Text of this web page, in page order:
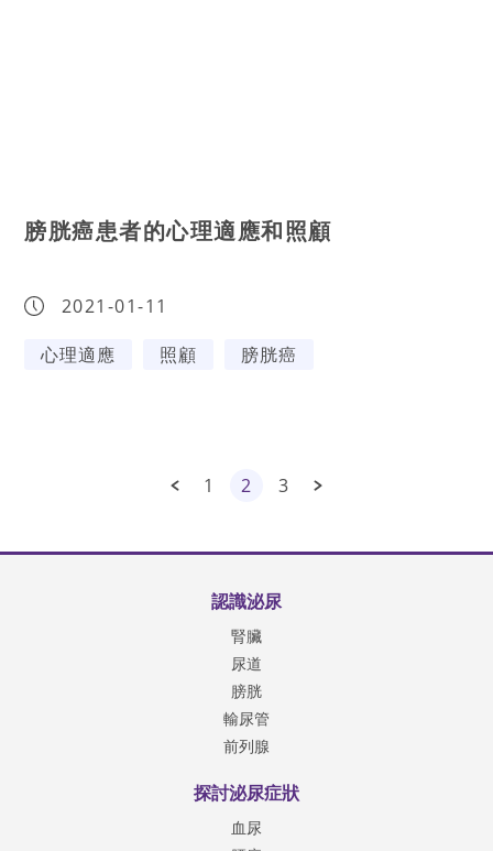
膀胱癌患者的心理適應和照顧
2021-01-11
心理適應
照顧 膀胱癌
1 2 3
認識泌尿
腎臟
尿道
膀胱
輸尿管
前列腺
探討泌尿症狀
血尿